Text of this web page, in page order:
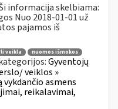
informacija skelbiama:
Nuo 2018-01-01 už
pajamos iš
veikla
nuomos išmokos
Gyventojų
veiklos »
asmens
reikalavimai,